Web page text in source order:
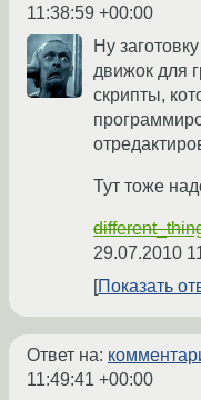
11:38:59 +00:00
Ну
движок для
скрипты,
Тут тоже
29.07.2010
Показать
Ответ на:
11:49:41 +00:00